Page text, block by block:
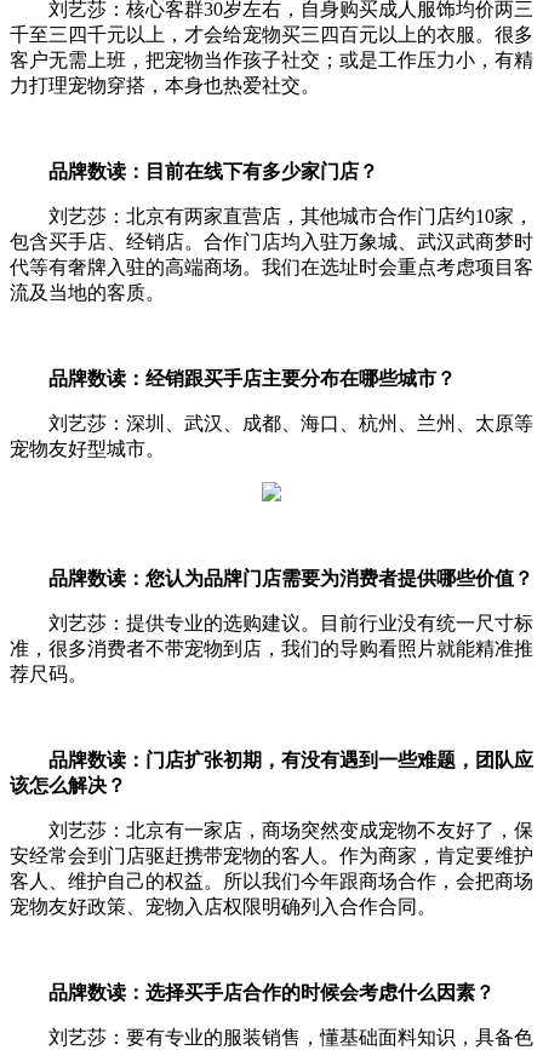
刘艺莎：核心客群30岁左右，自身购买成人服饰均价两三
千至三四千元以上，才会给宠物买三四百元以上的衣服。很多
客户无需上班，把宠物当作孩子社交；或是工作压力小，有精
力打理宠物穿搭，本身也热爱社交。
品牌数读：目前在线下有多少家门店？
刘艺莎：北京有两家直营店，其他城市合作门店约10家，
包含买手店、经销店。合作门店均入驻万象城、武汉武商梦时
代等有奢牌入驻的高端商场。我们在选址时会重点考虑项目客
流及当地的客质。
品牌数读：经销跟买手店主要分布在哪些城市？
刘艺莎：深圳、武汉、成都、海口、杭州、兰州、太原等
宠物友好型城市。
品牌数读：您认为品牌门店需要为消费者提供哪些价值？
刘艺莎：提供专业的选购建议。目前行业没有统一尺寸标
准，很多消费者不带宠物到店，我们的导购看照片就能精准推
荐尺码。
品牌数读：门店扩张初期，有没有遇到一些难题，团队应
该怎么解决？
刘艺莎：北京有一家店，商场突然变成宠物不友好了，保
安经常会到门店驱赶携带宠物的客人。作为商家，肯定要维护
客人、维护自己的权益。所以我们今年跟商场合作，会把商场
宠物友好政策、宠物入店权限明确列入合作合同。
品牌数读：选择买手店合作的时候会考虑什么因素？
刘艺莎：要有专业的服装销售，懂基础面料知识，具备色